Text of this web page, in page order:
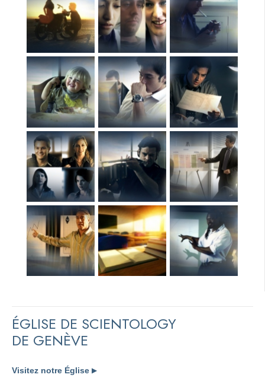
ÉGLISE DE SCIENTOLOGY
DE GENÈVE
Visitez notre Église ▶